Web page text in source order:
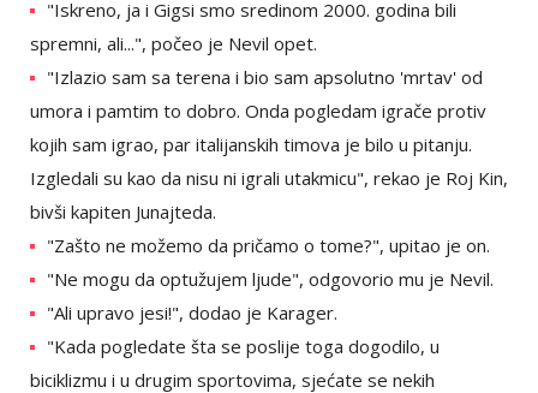
"Iskreno, ja i Gigsi smo sredinom 2000. godina bili
spremni, ali...", počeo je Nevil opet.
"Izlazio sam sa terena i bio sam apsolutno 'mrtav' od
umora i pamtim to dobro. Onda pogledam igrače protiv
kojih sam igrao, par italijanskih timova je bilo u pitanju.
Izgledali su kao da nisu ni igrali utakmicu", rekao je Roj Kin,
bivši kapiten Junajteda.
"Zašto ne možemo da pričamo o tome?", upitao je on.
"Ne mogu da optužujem ljude", odgovorio mu je Nevil.
"Ali upravo jesi!", dodao je Karager.
"Kada pogledate šta se poslije toga dogodilo, u
biciklizmu i u drugim sportovima, sjećate se nekih